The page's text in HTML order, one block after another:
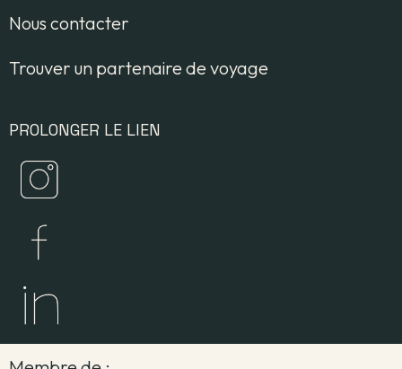
Nous contacter
Trouver un partenaire de voyage
PROLONGER LE LIEN